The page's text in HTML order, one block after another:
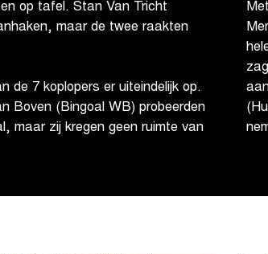
op tafel. Stan Van Tricht
maar de twee raakten
de 7 koplopers er uiteindelijk op.
Boven (Bingoal WB) probeerden
maar zij kregen geen ruimte van